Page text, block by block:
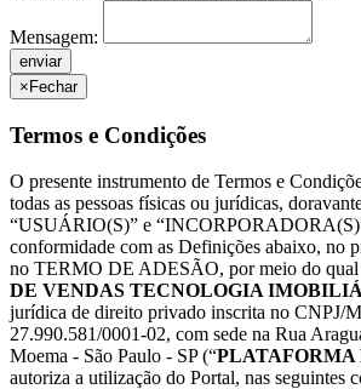
Mensagem:
× Fechar
Termos e Condições
O presente instrumento de Termos e
todas as pessoas físicas ou jurídicas,
“USUÁRIO(S)” e
conformidade com as Definições abaixo, no
no TERMO DE ADESÃO, por meio do qual
DE VENDAS TECNOLOGIA
jurídica de direito privado inscrita no CNPJ/
27.990.581/0001-02, com sede na Rua
Moema - São Paulo - SP (“PLATAFORMA
autoriza a utilização do Portal, nas seguintes